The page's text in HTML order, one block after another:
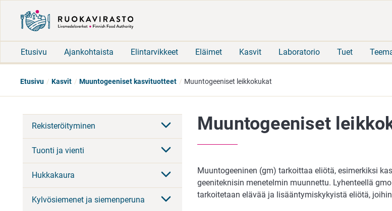
Etusivu Ajankohtaista Elintarvikkeet Eläimet Kasvit Laboratorio Tuet
Etusivu Kasvit Muuntogeeniset kasvituotteet Muuntogeeniset leikkokukat
Rekisteröityminen
Tuonti ja vienti
Hukkakaura
Kylvösiemenet ja siemenperuna
Muuntogeeniset
Muuntogeeninen (gm) tarkoittaa eliötä, esimerkiksi
geeniteknisin menetelmin muunnettu. Lyhenteellä
tarkoitetaan elävää ja lisääntymiskykyistä eliötä,